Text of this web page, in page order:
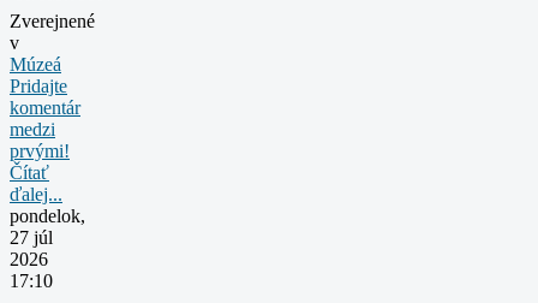
Zverejnené
v
Múzeá
Pridajte
komentár
medzi
prvými!
Čítať
ďalej...
pondelok,
27 júl
2026
17:10